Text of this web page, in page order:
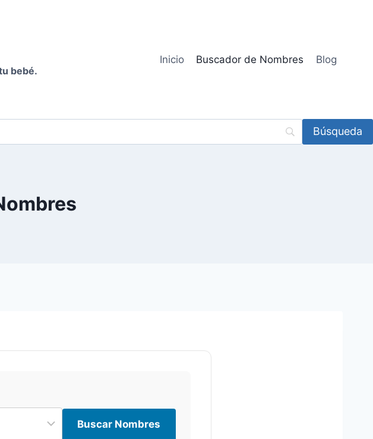
bebé.
Inicio Buscador de Nombres Blog
Buscar Nombres